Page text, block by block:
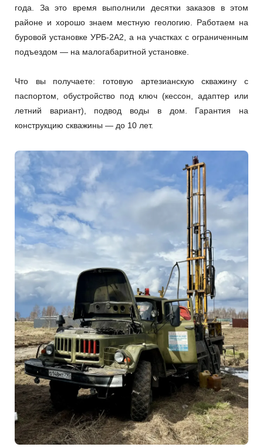
года. За это время выполнили десятки заказов в этом
районе и хорошо знаем местную геологию. Работаем на
буровой установке УРБ-2А2, а на участках с ограниченным
подъездом — на малогабаритной установке.
Что вы получаете: готовую артезианскую скважину с
паспортом, обустройство под ключ (кессон, адаптер или
летний вариант), подвод воды в дом. Гарантия на
конструкцию скважины — до 10 лет.